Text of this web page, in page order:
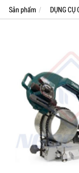
Sản phẩm DỤNG CỤ